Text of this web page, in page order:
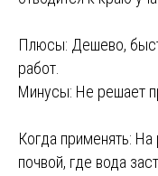
Плюсы: Дешево,
работ.
Минусы: Не решает
Когда применять: На
почвой, где вода